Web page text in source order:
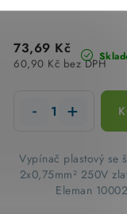
60,90 Kč bez DPH
73,69 Kč
Vypínač plastový se
2x0,75mm² 250V
Eleman